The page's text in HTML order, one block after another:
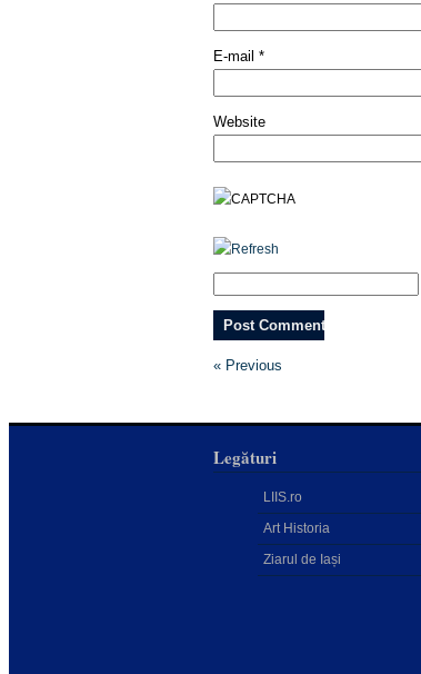
E-mail *
Website
« Previous
Legături
LIIS.ro
Art Historia
Ziarul de Iași